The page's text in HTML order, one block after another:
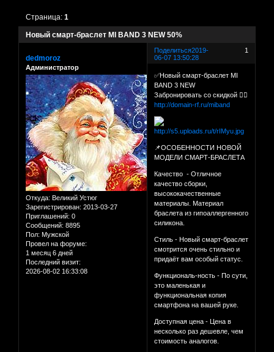
Новый смарт-браслет MI BAND 3 NEW 50%
Страница:1
Поделиться 1
2019-
06-07 13:50:28
dedmoroz
Администратор
Откуда: Великий Устюг
Зарегистрирован: 2013-03-27
Приглашений: 0
Сообщений: 8895
Пол: Мужской
Провел на форуме:
1 месяц 6 дней
Последний визит:
2026-08-02 16:33:08
✅Новый смарт-браслет MI
BAND 3 NEW
Забронировать со скидкой 👉🏻
http://domain-rf.ru/miband
📌ОСОБЕННОСТИ НОВОЙ
МОДЕЛИ СМАРТ-БРАСЛЕТА
Качество - Отличное
качество сборки,
высококачественные
материалы. Материал
браслета из гипоаллергенного
силикона.
Стиль - Новый смарт-браслет
смотрится очень стильно и
придаёт вам особый статус.
Функциональ-ность - По сути,
это маленькая и
функциональная копия
смартфона на вашей руке.
Доступная цена - Цена в
несколько раз дешевле, чем
стоимость аналогов.